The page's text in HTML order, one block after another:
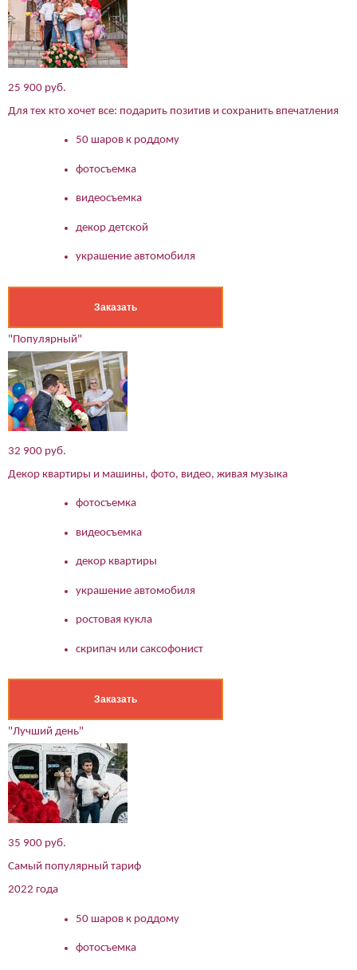
25 900 руб.
Для тех кто хочет все: подарить позитив и сохранить впечатления
50 шаров к роддому
фотосъемка
видеосъемка
декор детской
украшение автомобиля
Заказать
"Популярный"
32 900 руб.
Декор квартиры и машины, фото, видео, живая музыка
фотосъемка
видеосъемка
декор квартиры
украшение автомобиля
ростовая кукла
скрипач или саксофонист
Заказать
"Лучший день"
35 900 руб.
Самый популярный тариф
2022 года
50 шаров к роддому
фотосъемка